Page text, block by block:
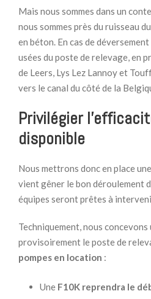
Mais nous sommes dans un
nous sommes près du ruisseau
en béton. En cas de
usées du poste de relevage, en
de Leers, Lys Lez Lannoy et
vers le canal du côté de la
Privilégier
disponible
Nous mettrons donc en place
vient gêner le bon déroulement
équipes seront prêtes à
Techniquement, nous
provisoirement le poste de
pompes en location :
Une F10K reprendra le